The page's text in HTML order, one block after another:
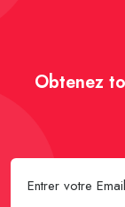
Obtenez